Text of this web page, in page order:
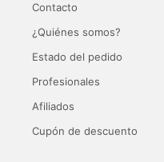
Contacto
¿Quiénes somos?
Estado del pedido
Profesionales
Afiliados
Cupón de descuento